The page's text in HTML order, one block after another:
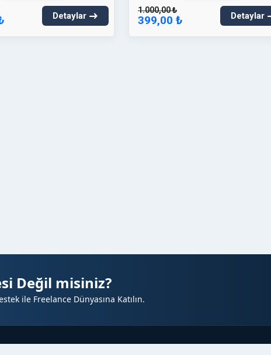
Detaylar
1.000,00 ₺
399,00 ₺ Detaylar
Değil misiniz?
ile Freelance Dünyasına Katılın.